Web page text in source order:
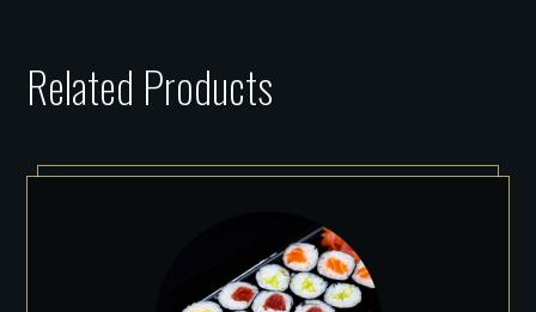
Related Products